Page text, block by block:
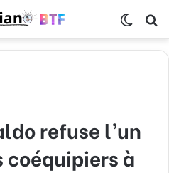
refuse l’un
coéquipiers à